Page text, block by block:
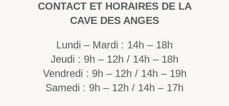
CONTACT ET HORAIRES DE LA
CAVE DES ANGES
Lundi – Mardi : 14h – 18h
Jeudi : 9h – 12h / 14h – 18h
Vendredi : 9h – 12h / 14h – 19h
Samedi : 9h – 12h / 14h – 17h